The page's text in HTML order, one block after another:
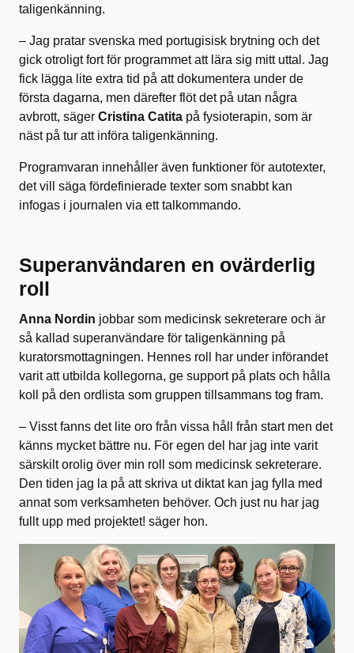
taligenkänning.
– Jag pratar svenska med portugisisk brytning och det
gick otroligt fort för programmet att lära sig mitt uttal. Jag
fick lägga lite extra tid på att dokumentera under de
första dagarna, men därefter flöt det på utan några
avbrott, säger Cristina Catita på fysioterapin, som är
näst på tur att införa taligenkänning.
Programvaran innehåller även funktioner för autotexter,
det vill säga fördefinierade texter som snabbt kan
infogas i journalen via ett talkommando.
Superanvändaren en ovärderlig
roll
Anna Nordin jobbar som medicinsk sekreterare och är
så kallad superanvändare för taligenkänning på
kuratorsmottagningen. Hennes roll har under införandet
varit att utbilda kollegorna, ge support på plats och hålla
koll på den ordlista som gruppen tillsammans tog fram.
– Visst fanns det lite oro från vissa håll från start men det
känns mycket bättre nu. För egen del har jag inte varit
särskilt orolig över min roll som medicinsk sekreterare.
Den tiden jag la på att skriva ut diktat kan jag fylla med
annat som verksamheten behöver. Och just nu har jag
fullt upp med projektet! säger hon.